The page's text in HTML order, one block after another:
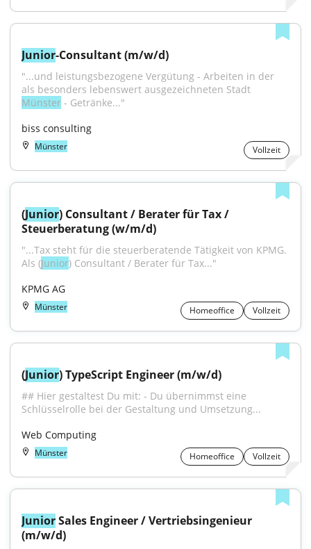
Junior-Consultant (m/w/d)
"...und leistungsbezogene Vergütung - Arbeiten in der
Münster - Getränke..."
biss consulting
Münster Vollzeit
(Junior) Consultant / Berater für Tax /
Steuerberatung (w/m/d)
"...Tax steht für die steuerberatende Tätigkeit von KPMG.
Als (Junior) Consultant / Berater für Tax..."
KPMG AG
Münster Homeoffice Vollzeit
(Junior) TypeScript Engineer (m/w/d)
## Hier gestaltest Du mit: - Du übernimmst eine
Schlüsselrolle bei der Gestaltung und Umsetzung...
Web Computing
Münster Homeoffice Vollzeit
Junior Sales Engineer / Vertriebsingenieur
(m/w/d)